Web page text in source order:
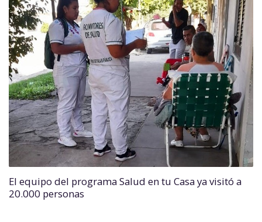
El equipo del programa Salud en tu Casa ya visitó a
20.000 personas